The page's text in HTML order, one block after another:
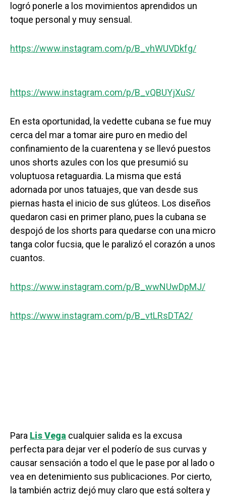
logró ponerle a los movimientos aprendidos un
toque personal y muy sensual.
https://www.instagram.com/p/B_vhWUVDkfg/
https://www.instagram.com/p/B_vQBUYjXuS/
En esta oportunidad, la vedette cubana se fue muy
cerca del mar a tomar aire puro en medio del
confinamiento de la cuarentena y se llevó puestos
unos shorts azules con los que presumió su
voluptuosa retaguardia. La misma que está
adornada por unos tatuajes, que van desde sus
piernas hasta el inicio de sus glúteos. Los diseños
quedaron casi en primer plano, pues la cubana se
despojó de los shorts para quedarse con una micro
tanga color fucsia, que le paralizó el corazón a unos
cuantos.
https://www.instagram.com/p/B_wwNUwDpMJ/
https://www.instagram.com/p/B_vtLRsDTA2/
Para Lis Vega cualquier salida es la excusa
perfecta para dejar ver el poderío de sus curvas y
causar sensación a todo el que le pase por al lado o
vea en detenimiento sus publicaciones. Por cierto,
la también actriz dejó muy claro que está soltera y